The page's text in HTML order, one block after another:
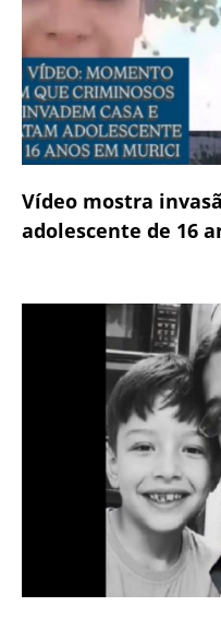
Vídeo mostra
adolescente de 16